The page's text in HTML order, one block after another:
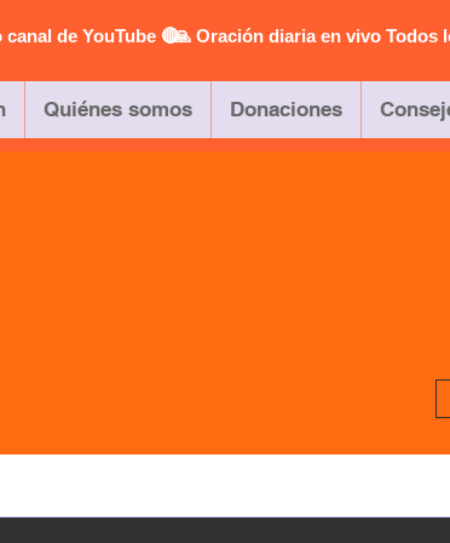
de YouTube 🔴🙏 Oración diaria en vivo Todos
Quiénes somos Donaciones